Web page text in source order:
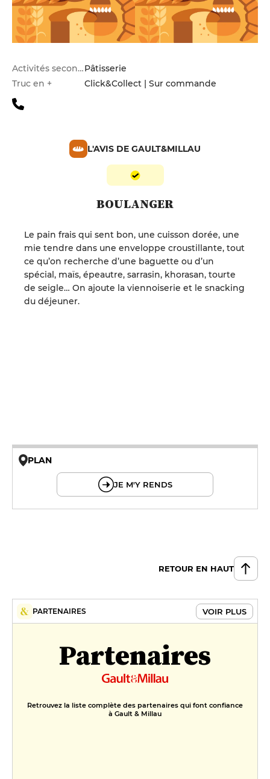
Activités secondairesPâtisserie
Truc en +
Click&Collect | Sur commande
L'AVIS DE GAULT&MILLAU
BOULANGER
Le pain frais qui sent bon, une cuisson dorée, une
mie tendre dans une enveloppe croustillante, tout
ce qu’on recherche d’une baguette ou d’un
spécial, maïs, épeautre, sarrasin, khorasan, tourte
de seigle… On ajoute la viennoiserie et le snacking
du déjeuner.
PLAN
JE M'Y RENDS
RETOUR EN HAUT
PARTENAIRES VOIR PLUS
Partenaires
Retrouvez la liste complète des partenaires qui font confiance
à Gault & Millau